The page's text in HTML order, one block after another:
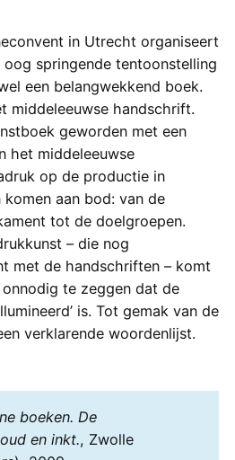
in Utrecht organiseert
springende tentoonstelling
een belangwekkend boek.
middeleeuwse handschrift.
geworden met een
het middeleeuwse
op de productie in
aan bod: van de
tot de doelgroepen.
– die nog
met de handschriften – komt
te zeggen dat de
is. Tot gemak van de
verklarende woordenlijst.
boeken. De
en inkt., Zwolle